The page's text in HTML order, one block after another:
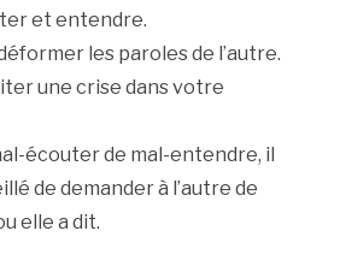
et entendre.
les paroles de l’autre.
une crise dans votre
écouter de mal-entendre, il
de demander à l’autre de
elle a dit.